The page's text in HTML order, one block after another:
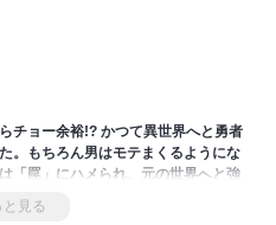
チョー余裕!? かつて異世界へと勇者
。もちろん男はモテまくるようにな
「罠」にハメられ、元の世界へと強
と見る